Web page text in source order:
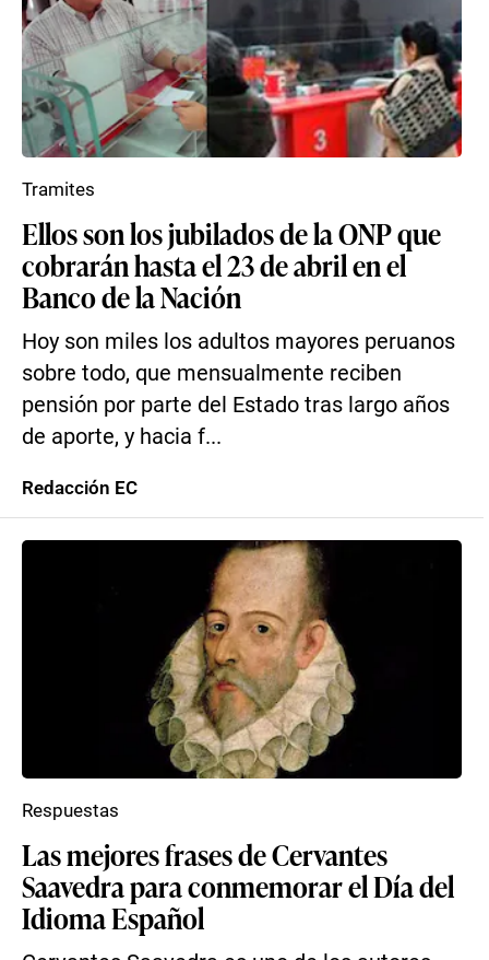
Ellos son los jubilados de la ONP que
cobrarán hasta el 23 de abril en el
Banco de la Nación
Hoy son miles los adultos mayores peruanos
sobre todo, que mensualmente reciben
pensión por parte del Estado tras largo años
de aporte, y hacia f...
Tramites
Redacción EC
Las mejores frases de Cervantes
Saavedra para conmemorar el Día del
Idioma Español
Respuestas